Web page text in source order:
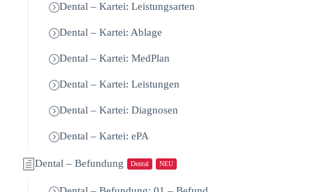
Dental – Kartei: Leistungsarten
Dental – Kartei: Ablage
Dental – Kartei: MedPlan
Dental – Kartei: Leistungen
Dental – Kartei: Diagnosen
Dental – Kartei: ePA
Dental – Befundung Dental NEU